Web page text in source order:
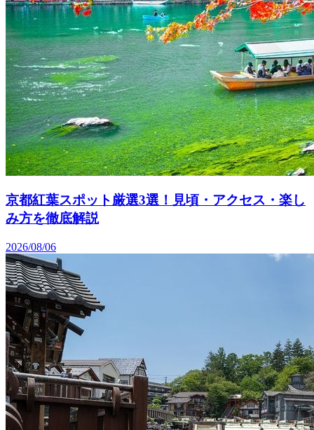
京都紅葉スポット厳選3選！見頃・アクセス・楽し
み方を徹底解説
2026/08/06